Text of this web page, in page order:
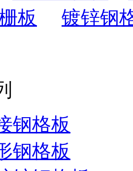
板 镀锌钢
钢格板
钢格板